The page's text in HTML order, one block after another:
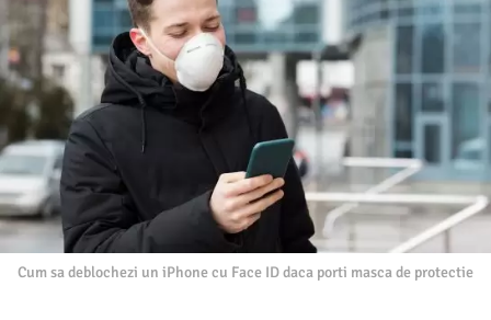
Cum sa deblochezi un iPhone cu Face ID daca porti masca de protectie